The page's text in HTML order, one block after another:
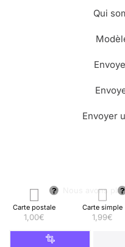
Carte postale
1,00€
Carte simple
1,99€
Qui
Envoyer
🌳 Nous avons
©